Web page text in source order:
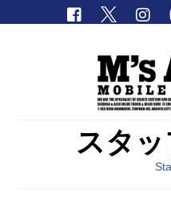
取扱車種一覧
スタ